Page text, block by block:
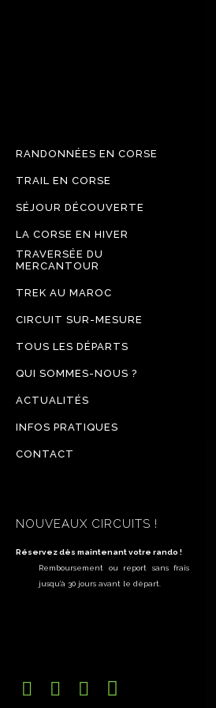
RANDONNÉES EN CORSE
TRAIL EN CORSE
SÉJOUR DÉCOUVERTE
LA CORSE EN HIVER
TRAVERSÉE DU
MERCANTOUR
TREK AU MAROC
CIRCUIT SUR-MESURE
TOUS LES DÉPARTS
QUI SOMMES-NOUS ?
ACTUALITÉS
INFOS PRATIQUES
CONTACT
NOUVEAUX CIRCUITS !
Réservez dès maintenant votre rando !
Remboursement ou report sans frais
jusqu’à 30 jours avant le départ.